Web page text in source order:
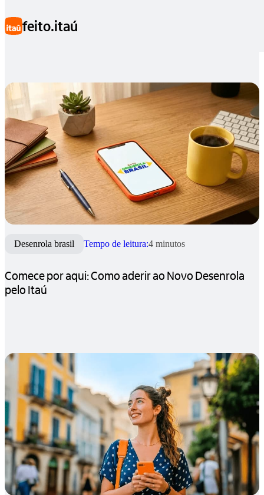
feito.itaú
Desenrola Brasil
Desenrola brasil Tempo de leitura:4 minutos
Comece por aqui: Como aderir ao Novo Desenrola
pelo Itaú